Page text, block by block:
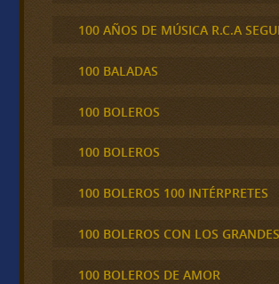
100 AÑOS DE MÚSICA R.C.A
100 BALADAS
100 BOLEROS
100 BOLEROS
100 BOLEROS 100 INTÉRPRETES
100 BOLEROS CON LOS GRANDES
100 BOLEROS DE AMOR